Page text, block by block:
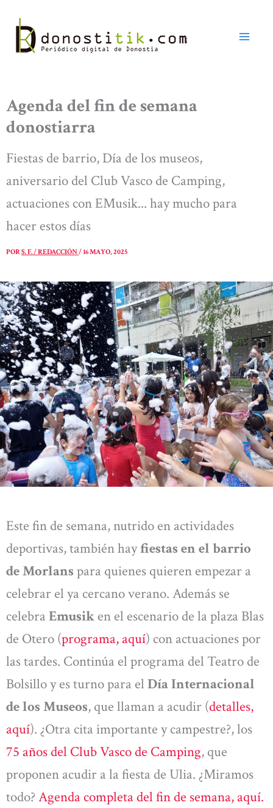
contenido
Agenda del fin de semana
donostiarra
Fiestas de barrio, Día de los museos,
aniversario del Club Vasco de Camping,
actuaciones con EMusik... hay mucho para
hacer estos días
PORS. F. / REDACCIÓN/16 MAYO, 2025
Este fin de semana, nutrido en actividades
deportivas, también hayfiestas en el barrio
de Morlans para quienes quieren empezar a
celebrar el ya cercano verano. Además se
celebra Emusik en el escenario de la plaza Blas
de Otero (programa, aquí) con actuaciones por
las tardes. Continúa el programa del Teatro de
Bolsillo y es turno para el Día Internacional
de los Museos, que llaman a acudir (detalles,
aquí). ¿Otra cita importante y campestre?, los
75 años del Club Vasco de Camping, que
proponen acudir a la fiesta de Ulia. ¿Miramos
todo? Agenda completa del fin de semana, aquí.